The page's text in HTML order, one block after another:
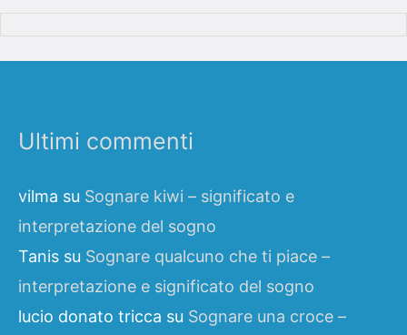
Ultimi commenti
vilma su Sognare kiwi – significato e
interpretazione del sogno
Tanis su Sognare qualcuno che ti piace –
interpretazione e significato del sogno
lucio donato tricca su Sognare una croce –